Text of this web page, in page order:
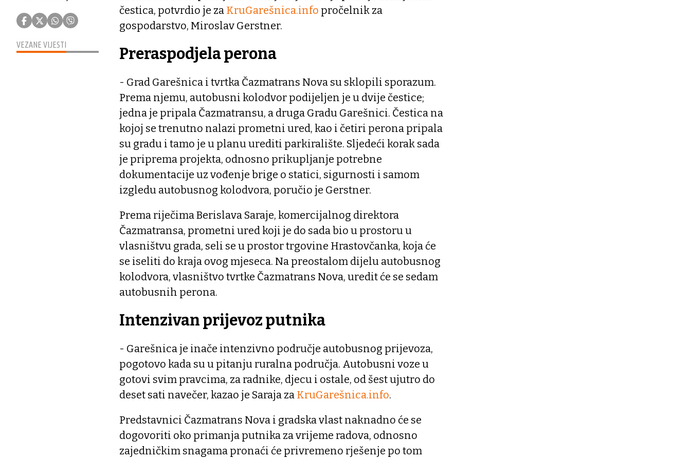
VEZANE VIJESTI
čestica, potvrdio je za KruGarešnica.info pročelnik za
gospodarstvo, Miroslav Gerstner.
Preraspodjela perona
- Grad Garešnica i tvrtka Čazmatrans Nova su sklopili sporazum.
Prema njemu, autobusni kolodvor podijeljen je u dvije čestice;
jedna je pripala Čazmatransu, a druga Gradu Garešnici. Čestica na
kojoj se trenutno nalazi prometni ured, kao i četiri perona pripala
su gradu i tamo je u planu urediti parkiralište. Sljedeći korak sada
je priprema projekta, odnosno prikupljanje potrebne
dokumentacije uz vođenje brige o statici, sigurnosti i samom
izgledu autobusnog kolodvora, poručio je Gerstner.
Prema riječima Berislava Saraje, komercijalnog direktora
Čazmatransa, prometni ured koji je do sada bio u prostoru u
vlasništvu grada, seli se u prostor trgovine Hrastovčanka, koja će
se iseliti do kraja ovog mjeseca. Na preostalom dijelu autobusnog
kolodvora, vlasništvo tvrtke Čazmatrans Nova, uredit će se sedam
autobusnih perona.
Intenzivan prijevoz putnika
- Garešnica je inače intenzivno područje autobusnog prijevoza,
pogotovo kada su u pitanju ruralna područja. Autobusni voze u
gotovi svim pravcima, za radnike, djecu i ostale, od šest ujutro do
deset sati navečer, kazao je Saraja za KruGarešnica.info.
Predstavnici Čazmatrans Nova i gradska vlast naknadno će se
dogovoriti oko primanja putnika za vrijeme radova, odnosno
zajedničkim snagama pronaći će privremeno rješenje po tom